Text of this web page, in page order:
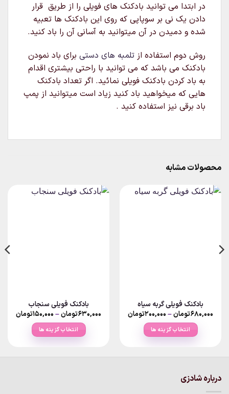
در ابتدا می توانید بادکنک های فویلی را از طریق قرار
دادن یک نی بر سوپاپی که روی این بادکنک ها تعبیه
شده و دمیدن در آن میتوانید به آسانی آن را باد کنید.
روش دوم استفاده از تلمبه های دستی برای باد نمودن
بادکنک می باشد که می توانید با راحتی بیشتری اقدام
به باد کردن بادکنک فویلی نمائید. اگر تعداد بادکنک
هایی که میخواهید باد کنید زیاد است میتوانید از پمپ
باد برقی نیز استفاده کنید .
محصولات مشابه
بادکنک فویلی گربه سیاه
۶۸۰,۰۰۰تومان–۲۰۰,۰۰۰تومانPrice
انتخاب گزینه ها
بادکنک فویلی سنجاب
۶۳۰,۰۰۰تومان–۱۵۰,۰۰۰تومان
انتخاب گزینه ها
درباره شادزی